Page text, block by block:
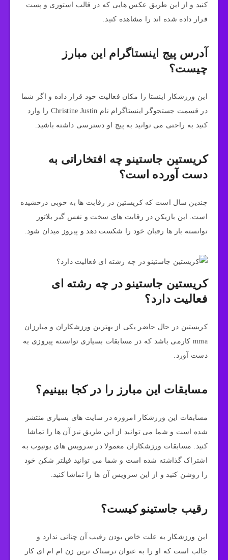
کنید و از این طریق عکس هایی که در قالب استوری و پست
قرار داده شده اند را مشاهده کنید.
آدرس پیج اینستاگرام این مبارز
چیست؟
این ورزشکار اینستا را مکان فعالیت خود قرار داده و اگر شما
در قسمت جستجوگر اینستاگرام نام Christine Justin را وارد
کنید به راحتی می توانید به پیج او دسترسی داشته باشید.
کریستین جاستینو چه افتخاراتی به
دست آورده است؟
چندین سال است که کریستین در رقابت ها به خوبی درخشیده
است. این بازیکن در رقابت های سخت و نفس گیر بلاتور
توانسته بار ها رقبان خود را شکست دهد و پیروز میدان شود.
کریستین جاستینو در چه رشته ای
فعالیت دارد؟
کریستین در حال حاضر یکی از بهترین ورزشکاران و مبارزان
mma کارمی باشد که در مسابقات بسیاری توانسته پیروزی به
دست آورد.
مسابقات این مبارز را در کجا ببینیم؟
مسابقات این ورزشکار امروزه در سایت های بسیاری منتشر
شده است و شما می توانید از این طریق نیز آن ها را تماشا
کنید. مسابقات ورزشکاران معمولا در سرویس های یوتیوب به
اشتراک گذاشته شده است و شما می توانید فیلتر شکن خود
را روشن کنید و از این سرویس آن ها را تماشا کنید.
رقیب جاستینو کیست؟
این ورزشکار به علت خاص بودن رقیب آن چنانی ندارد و
جالب است که او را به عنوان ترسناک ترین زن ام ام ای کار